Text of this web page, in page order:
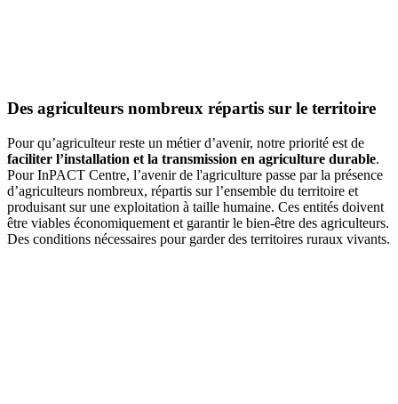
Des agriculteurs nombreux répartis sur le territoire
Pour qu’agriculteur reste un métier d’avenir, notre priorité est de
faciliter l’installation et la transmission en agriculture durable.
Pour InPACT Centre, l’avenir de l'agriculture passe par la présence
d’agriculteurs nombreux, répartis sur l’ensemble du territoire et
produisant sur une exploitation à taille humaine. Ces entités doivent
être viables économiquement et garantir le bien-être des agriculteurs.
Des conditions nécessaires pour garder des territoires ruraux vivants.